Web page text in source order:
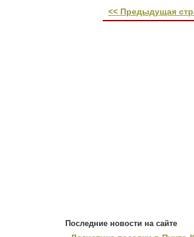
<< Предыдущая
Последние новости на сайте